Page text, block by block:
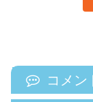
コメン